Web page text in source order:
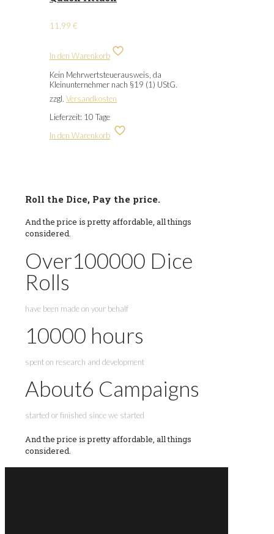
11,99 €
In den Warenkorb
Kein Mehrwertsteuerausweis, da
Kleinunternehmer nach §19 (1) UStG.
zzgl. Versandkosten
Lieferzeit: 10 Tage
In den Warenkorb
Roll the Dice, Pay the price.
And the price is pretty affordable, all things
considered.
Over100000 Dice
Rolls
have been made on your behalf
10000 hours
spent on research and development
About6 Campaigns
started or finished since we started
And the price is pretty affordable, all things
considered.